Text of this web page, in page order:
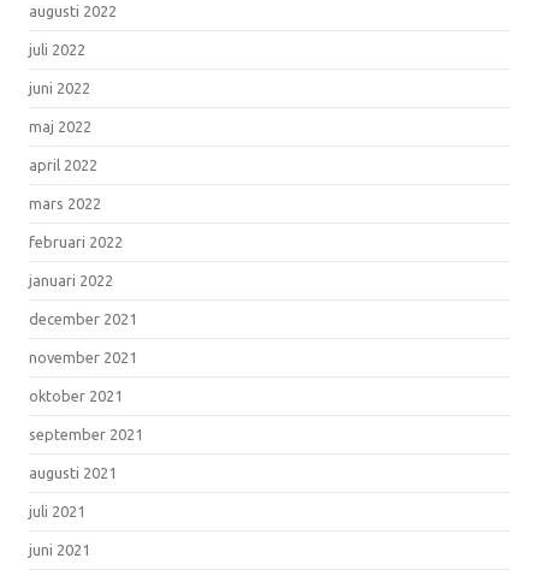
augusti 2022
juli 2022
juni 2022
maj 2022
april 2022
mars 2022
februari 2022
januari 2022
december 2021
november 2021
oktober 2021
september 2021
augusti 2021
juli 2021
juni 2021